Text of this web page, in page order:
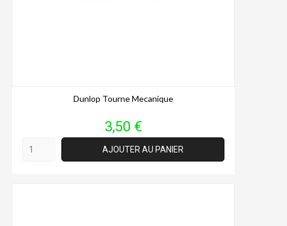
Dunlop Tourne Mecanique
Prix
3,50 €
AJOUTER AU PANIER